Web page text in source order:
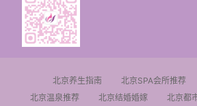
北京养生指南 北京SPA会所推荐
北京温泉推荐
北京结婚婚嫁 北京都